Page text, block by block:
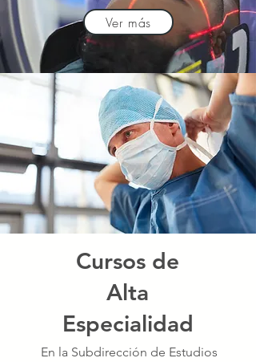
Ver más
Cursos de
Alta
Especialidad
En la Subdirección de Estudios